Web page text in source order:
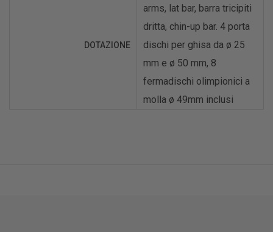
DOTAZIONE
arms, lat bar, barra tricipiti
dritta, chin-up bar. 4 porta
dischi per ghisa da ø 25
mm e ø 50 mm, 8
fermadischi olimpionici a
molla ø 49mm inclusi